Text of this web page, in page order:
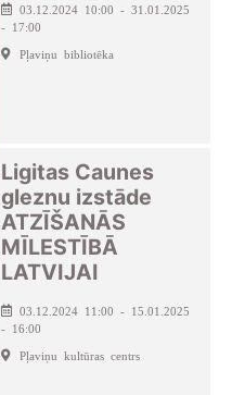
03.12.2024 10:00 - 31.01.2025
- 17:00
Pļaviņu bibliotēka
Ligitas Caunes
gleznu izstāde
ATZĪŠANĀS
MĪLESTĪBĀ
LATVIJAI
03.12.2024 11:00 - 15.01.2025
- 16:00
Pļaviņu kultūras centrs